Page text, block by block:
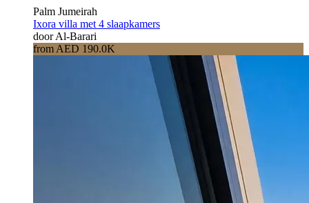
Palm Jumeirah
Ixora villa met 4 slaapkamers
door Al-Barari
from AED 190.0K